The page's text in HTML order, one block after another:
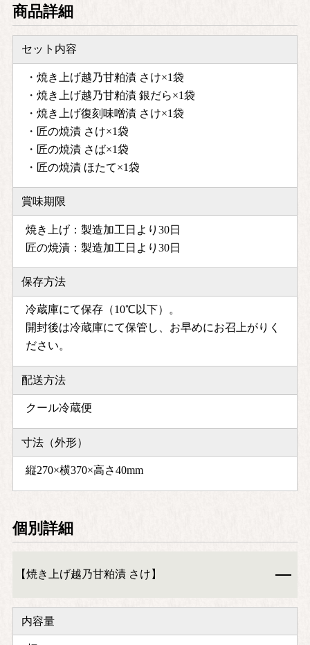
商品詳細
セット内容
・焼き上げ越乃甘粕漬 さけ×1袋
・焼き上げ越乃甘粕漬 銀だら×1袋
・焼き上げ復刻味噌漬 さけ×1袋
・匠の焼漬 さけ×1袋
・匠の焼漬 さば×1袋
・匠の焼漬 ほたて×1袋
賞味期限
焼き上げ：製造加工日より30日
匠の焼漬：製造加工日より30日
保存方法
冷蔵庫にて保存（10℃以下）。
開封後は冷蔵庫にて保管し、お早めにお召上がりく
ださい。
配送方法
クール冷蔵便
寸法（外形）
縦270×横370×高さ40mm
個別詳細
【焼き上げ越乃甘粕漬 さけ】
内容量